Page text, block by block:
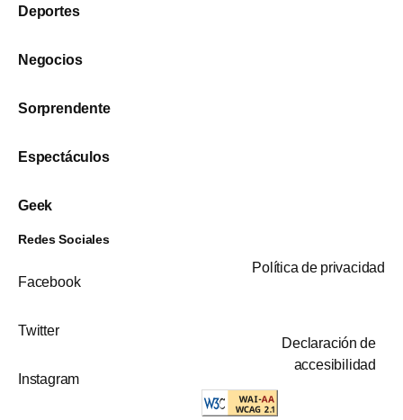
Deportes
Negocios
Sorprendente
Espectáculos
Geek
Redes Sociales
Facebook
Twitter
Instagram
Política de privacidad
Declaración de
accesibilidad